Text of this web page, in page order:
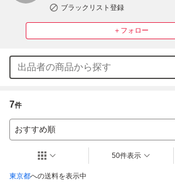
＋フォロー
ブラックリスト登録
7件
おすすめ順
東京都への送料を表示中
50件表示